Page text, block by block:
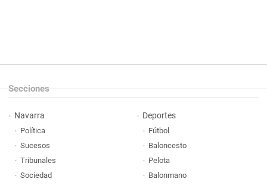
Secciones
Navarra
Política
Sucesos
Tribunales
Sociedad
Deportes
Fútbol
Baloncesto
Pelota
Balonmano